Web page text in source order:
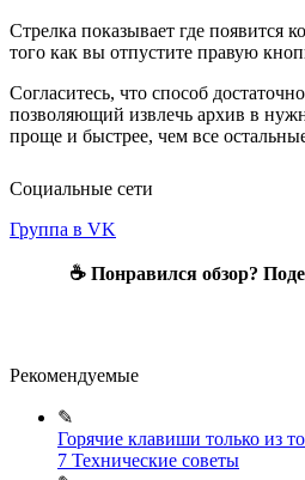
Стрелка показывает где появится
того как вы отпустите правую
Согласитесь, что способ
позволяющий извлечь архив в
проще и быстрее, чем все
Социальные сети
Группа в VK
☕ Понравился обзор?
Рекомендуемые
✎
Горячие клавиши только из
7 Технические советы